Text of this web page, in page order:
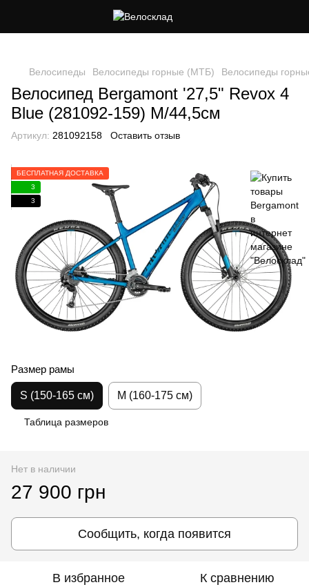
Велосипеды Велосипеды горные (МТБ) Велосипеды
Велосипед Bergamont '27,5" Revox 4
Blue (281092-159) M/44,5см
Артикул: 281092158 Оставить отзыв
БЕСПЛАТНАЯ ДОСТАВКА
3
3
Размер рамы
S (150-165 см) M (160-175 см)
Таблица размеров
Нет в наличии
27 900 грн
Сообщить, когда появится
В избранное К сравнению